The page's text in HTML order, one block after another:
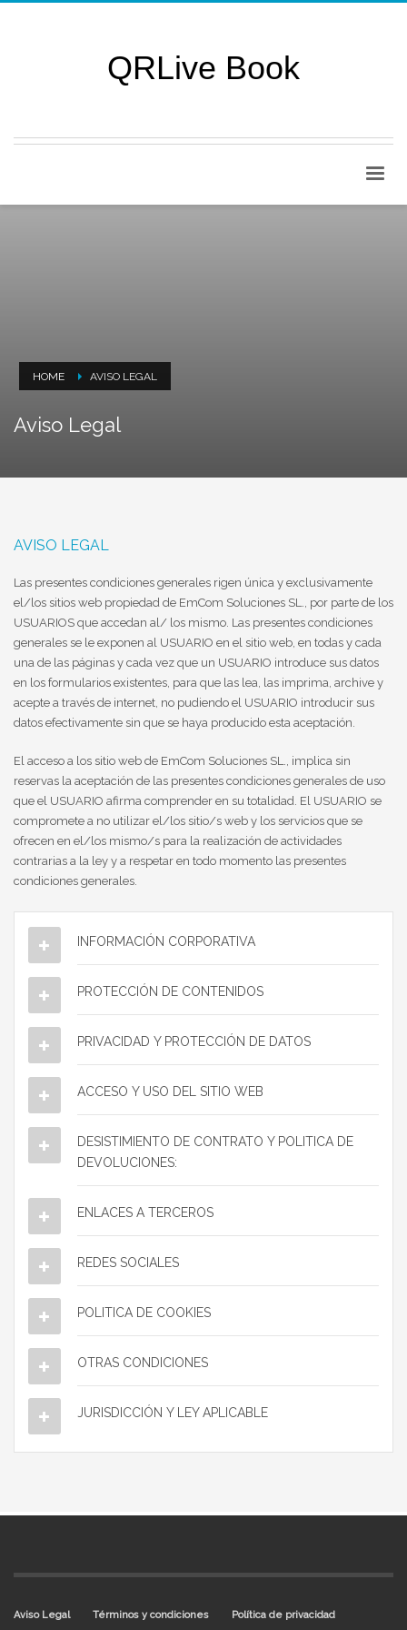
QRLive Book
HOME AVISO LEGAL
Aviso Legal
AVISO LEGAL
Las presentes condiciones generales rigen única y exclusivamente
el/los sitios web propiedad de EmCom Soluciones SL., por parte de los
USUARIOS que accedan al/ los mismo. Las presentes condiciones
generales se le exponen al USUARIO en el sitio web, en todas y cada
una de las páginas y cada vez que un USUARIO introduce sus datos
en los formularios existentes, para que las lea, las imprima, archive y
acepte a través de internet, no pudiendo el USUARIO introducir sus
datos efectivamente sin que se haya producido esta aceptación.
El acceso a los sitio web de EmCom Soluciones SL., implica sin
reservas la aceptación de las presentes condiciones generales de uso
que el USUARIO afirma comprender en su totalidad. El USUARIO se
compromete a no utilizar el/los sitio/s web y los servicios que se
ofrecen en el/los mismo/s para la realización de actividades
contrarias a la ley y a respetar en todo momento las presentes
condiciones generales.
INFORMACIÓN CORPORATIVA
PROTECCIÓN DE CONTENIDOS
PRIVACIDAD Y PROTECCIÓN DE DATOS
ACCESO Y USO DEL SITIO WEB
DESISTIMIENTO DE CONTRATO Y POLITICA DE
DEVOLUCIONES:
ENLACES A TERCEROS
REDES SOCIALES
POLITICA DE COOKIES
OTRAS CONDICIONES
JURISDICCIÓN Y LEY APLICABLE
Aviso Legal Términos y condiciones Política de privacidad